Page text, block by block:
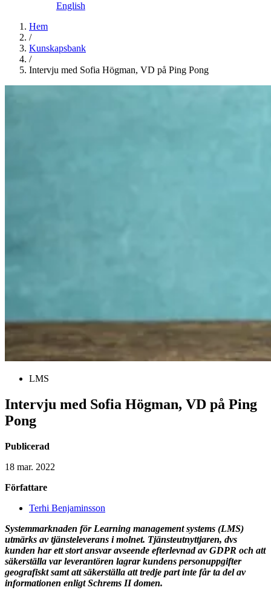
English
Hem
/
Kunskapsbank
/
Intervju med Sofia Högman, VD på Ping Pong
LMS
Intervju med Sofia Högman, VD på Ping
Pong
Publicerad
18 mar. 2022
Författare
Terhi Benjaminsson
Systemmarknaden för Learning management systems (LMS)
utmärks av tjänsteleverans i molnet. Tjänsteutnyttjaren, dvs
kunden har ett stort ansvar avseende efterlevnad av GDPR och att
säkerställa var leverantören lagrar kundens personuppgifter
geografiskt samt att säkerställa att tredje part inte får ta del av
informationen enligt Schrems II domen.